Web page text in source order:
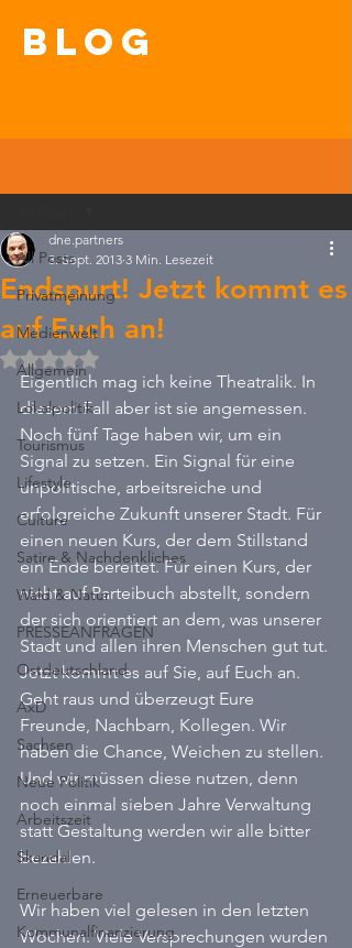
blog
All Posts
Privatmeinung
Medienwelt
Allgemein
Lokalpolitik
Tourismus
Lifestyle
Culture
Satire & Nachdenkliches
Wald & Natur
PRESSEANFRAGEN
Ostdeutschland
AxD
Sachsen
Neue Politik
Arbeitszeit
Skandal
Erneuerbare
Kommunalfinanzierung
Endspurt! Jetzt kommt es
auf Euch an!
dne.partners
3. Sept. 2013 3 Min. Lesezeit
Mit NaN von 5 Sternen bewertet.
Eigentlich mag ich keine Theatralik. In
diesem Fall aber ist sie angemessen.
Noch fünf Tage haben wir, um ein
Signal zu setzen. Ein Signal für eine
unpolitische, arbeitsreiche und
erfolgreiche Zukunft unserer Stadt. Für
einen neuen Kurs, der dem Stillstand
ein Ende bereitet. Für einen Kurs, der
nicht auf Parteibuch abstellt, sondern
der sich orientiert an dem, was unserer
Stadt und allen ihren Menschen gut tut.
Jetzt kommt es auf Sie, auf Euch an.
Geht raus und überzeugt Eure
Freunde, Nachbarn, Kollegen. Wir
haben die Chance, Weichen zu stellen.
Und wir müssen diese nutzen, denn
noch einmal sieben Jahre Verwaltung
statt Gestaltung werden wir alle bitter
bezahlen.
Wir haben viel gelesen in den letzten
Wochen. Viele Versprechungen wurden